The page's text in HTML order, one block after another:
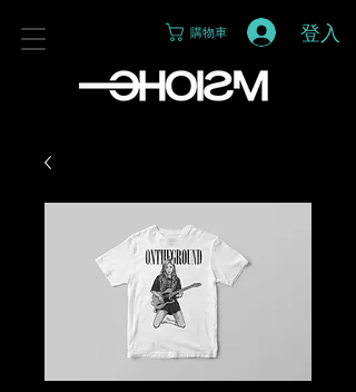
購物車 登入